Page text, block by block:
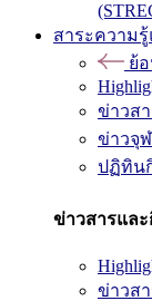
สาระความ
ย้
ข่าวส
ข่าวจุ
ปฏิทิน
ข่าวสารแล
ข่าวส